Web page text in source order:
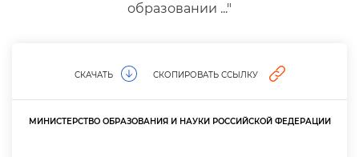
образовании ..."
СКАЧАТЬ СКОПИРОВАТЬ ССЫЛКУ
МИНИСТЕРСТВО ОБРАЗОВАНИЯ И НАУКИ РОССИЙСКОЙ ФЕДЕРАЦИИ